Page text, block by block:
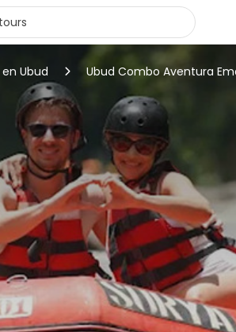
Ubud Ubud Combo Aventura